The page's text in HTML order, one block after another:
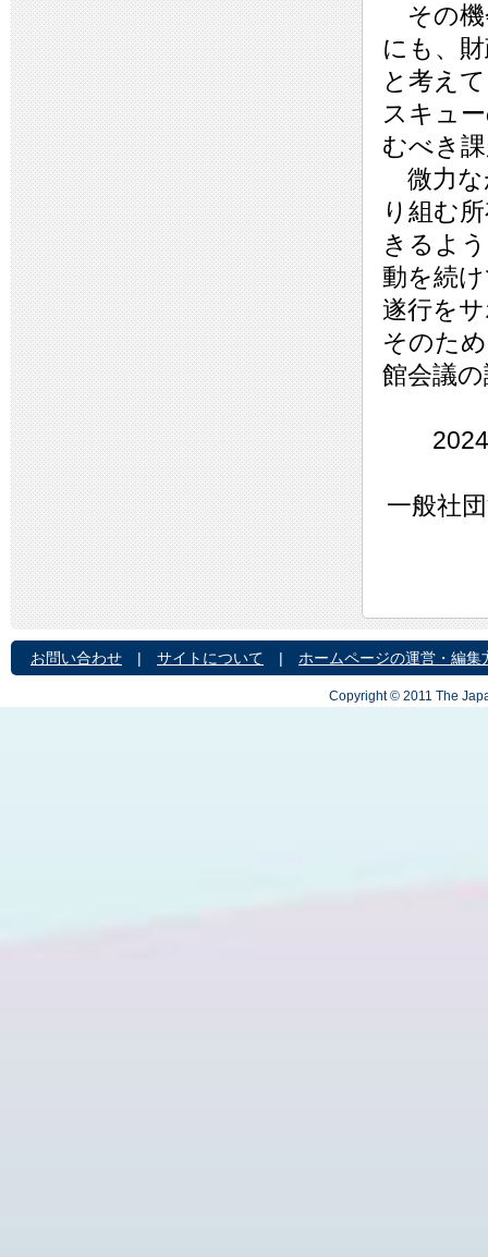
その機
にも、
と考え
スキュ
むべき
微力な
り組む
きるよ
動を続
遂行を
そのた
館会議
2024
一般社
お問い合わせ | サイトについて | ホームページの運営・編集
Copyright © 2011 The